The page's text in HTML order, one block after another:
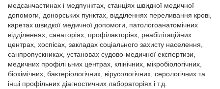
медсанчастинах і медпунктах, станціях швидкої медичної
допомоги, донорських пунктах, відділеннях переливання крові,
каретах швидкої медичної допомоги, патологоанатомічних
відділеннях, санаторіях, профілакторіях, реабілітаційних
центрах, хоспісах, закладах соціального захисту населення,
санпропускниках, установах судово-медичної експертизи,
медичних профілі ьних центрах, клінічних, мікробіологічних,
біохімічних, бактеріологічних, вірусологічних, серологічних та
інші профільних діагностичних лабораторіях і т.д.